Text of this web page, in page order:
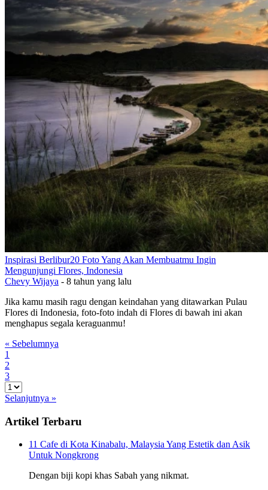
Inspirasi Berlibur20 Foto Yang Akan Membuatmu Ingin
Mengunjungi Flores, Indonesia
Chevy Wijaya - 8 tahun yang lalu
Jika kamu masih ragu dengan keindahan yang ditawarkan Pulau
Flores di Indonesia, foto-foto indah di Flores di bawah ini akan
menghapus segala keraguanmu!
« Sebelumnya
1
2
3
Selanjutnya »
Artikel Terbaru
11 Cafe di Kota Kinabalu, Malaysia Yang Estetik dan Asik
Untuk Nongkrong
Dengan biji kopi khas Sabah yang nikmat.